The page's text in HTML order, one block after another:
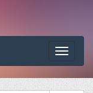
Цэс